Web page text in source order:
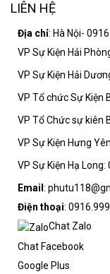
LIÊN HỆ
Địa chỉ: Hà Nội-
VP Sự Kiện Hải
VP Sự Kiện Hải
VP Tổ chức Sự Kiện
VP Tổ Chức sự kiên
VP Sự Kiện Hưng
VP Sự Kiện Hạ Long:
Email :
Điện thoại:
Chat Zalo
Chat Facebook
Google Plus